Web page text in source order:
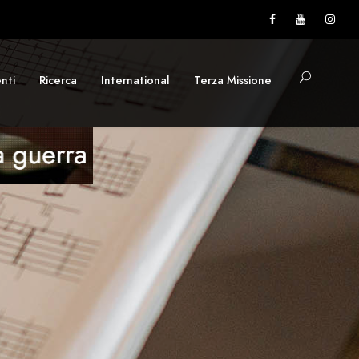
Ricerca International Terza Missione